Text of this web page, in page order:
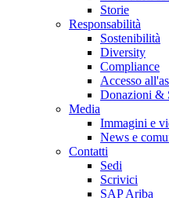
Storie
Responsabilità
Sostenibilità
Diversity
Compliance
Accesso
Donazioni &
Media
Immagini e
News e
Contatti
Sedi
Scrivici
SAP Ariba